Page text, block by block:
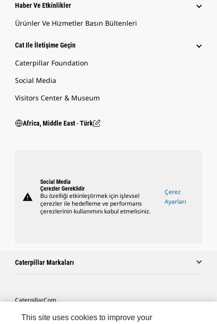
Haber Ve Etkinlikler
Ürünler Ve Hizmetler Basın Bültenleri
Cat Ile İletişime Geçin
Caterpillar Foundation
Social Media
Visitors Center & Museum
Africa, Middle East ‧ Türk
warning
Social Media
Çerezler Gereklidir
Bu özelliği etkinleştirmek için işlevsel
çerezler ile hedefleme ve performans
çerezlerinin kullanımını kabul etmelisiniz.
Çerez
Ayarları
Caterpillar Markaları
Caterpillar.com
Caterpillar Müşteri Hizmetleri Ve Iletişim
This site uses cookies to improve your